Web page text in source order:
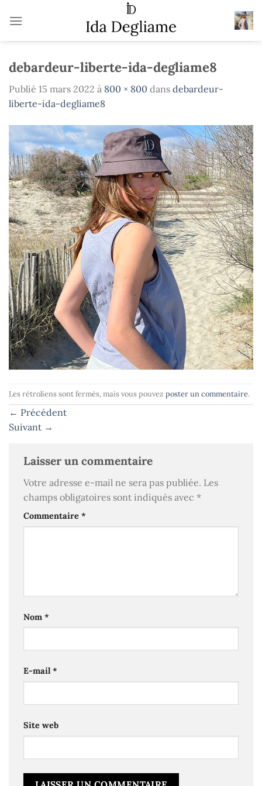
debardeur-liberte-ida-degliame8
Publié 15 mars 2022 à 800 × 800 dans debardeur-
liberte-ida-degliame8
Les rétroliens sont fermés, mais vous pouvez poster un commentaire.
← Précédent
Suivant →
Laisser un commentaire
Votre adresse e-mail ne sera pas publiée. Les
champs obligatoires sont indiqués avec *
Commentaire *
Nom *
E-mail*
Site web